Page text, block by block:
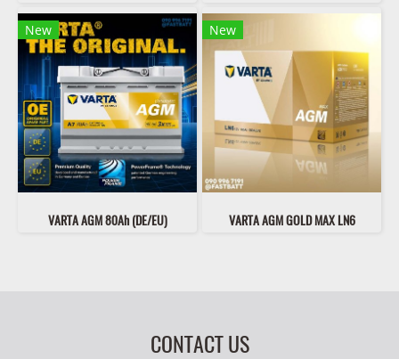
New
VARTA AGM 80Ah (DE/EU)
New
VARTA AGM GOLD MAX LN6
CONTACT US